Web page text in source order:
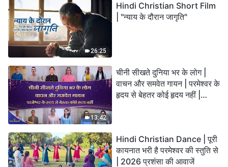
26:25
Hindi Christian Short Film
| "न्याय के दौरान जागृति"
13:42
चीनी सीखते दुनिया भर के लोग |
वाचन और समवेत गायन | परमेश्वर के
हृदय से बेहतर कोई हृदय नहीं |
Hindi Christian Dance | पूरी
कायनात भरी है परमेश्वर की स्तुति से
| 2026 प्रशंसा की आवाजें